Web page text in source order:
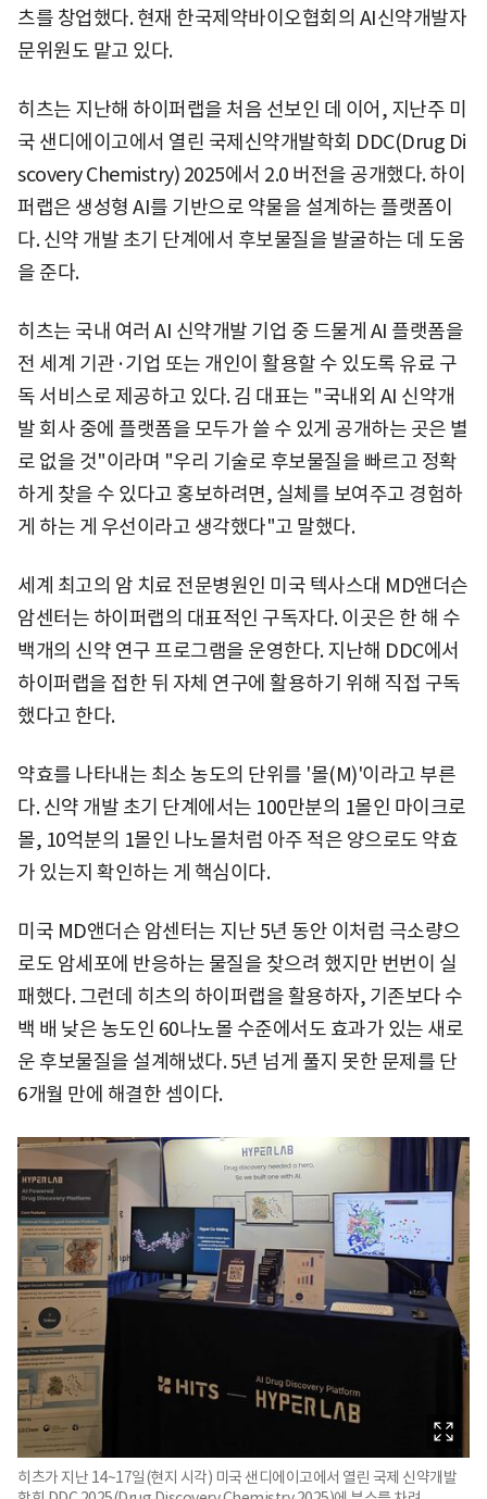
츠를 창업했다. 현재 한국제약바이오협회의 AI신약개발자
문위원도 맡고 있다.
히츠는 지난해 하이퍼랩을 처음 선보인 데 이어, 지난주 미
국 샌디에이고에서 열린 국제신약개발학회 DDC(Drug Di
scovery Chemistry) 2025에서 2.0 버전을 공개했다. 하이
퍼랩은 생성형 AI를 기반으로 약물을 설계하는 플랫폼이
다. 신약 개발 초기 단계에서 후보물질을 발굴하는 데 도움
을 준다.
히츠는 국내 여러 AI 신약개발 기업 중 드물게 AI 플랫폼을
전 세계 기관·기업 또는 개인이 활용할 수 있도록 유료 구
독 서비스로 제공하고 있다. 김 대표는 "국내외 AI 신약개
발 회사 중에 플랫폼을 모두가 쓸 수 있게 공개하는 곳은 별
로 없을 것"이라며 "우리 기술로 후보물질을 빠르고 정확
하게 찾을 수 있다고 홍보하려면, 실체를 보여주고 경험하
게 하는 게 우선이라고 생각했다"고 말했다.
세계 최고의 암 치료 전문병원인 미국 텍사스대 MD앤더슨
암센터는 하이퍼랩의 대표적인 구독자다. 이곳은 한 해 수
백개의 신약 연구 프로그램을 운영한다. 지난해 DDC에서
하이퍼랩을 접한 뒤 자체 연구에 활용하기 위해 직접 구독
했다고 한다.
약효를 나타내는 최소 농도의 단위를 '몰(M)'이라고 부른
다. 신약 개발 초기 단계에서는 100만분의 1몰인 마이크로
몰, 10억분의 1몰인 나노몰처럼 아주 적은 양으로도 약효
가 있는지 확인하는 게 핵심이다.
미국 MD앤더슨 암센터는 지난 5년 동안 이처럼 극소량으
로도 암세포에 반응하는 물질을 찾으려 했지만 번번이 실
패했다. 그런데 히츠의 하이퍼랩을 활용하자, 기존보다 수
백 배 낮은 농도인 60나노몰 수준에서도 효과가 있는 새로
운 후보물질을 설계해냈다. 5년 넘게 풀지 못한 문제를 단
6개월 만에 해결한 셈이다.
히츠가 지난 14~17일(현지 시각) 미국 샌디에이고에서 열린 국제 신약개발